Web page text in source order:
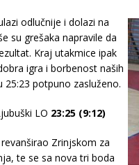
odlučnije i dolazi na
su grešaka napravile da
Kraj utakmice ipak
igra i borbenost naših
potpuno zasluženo.
LO 23:25 (9:12)
Zrinjskom za
te se sa nova tri boda